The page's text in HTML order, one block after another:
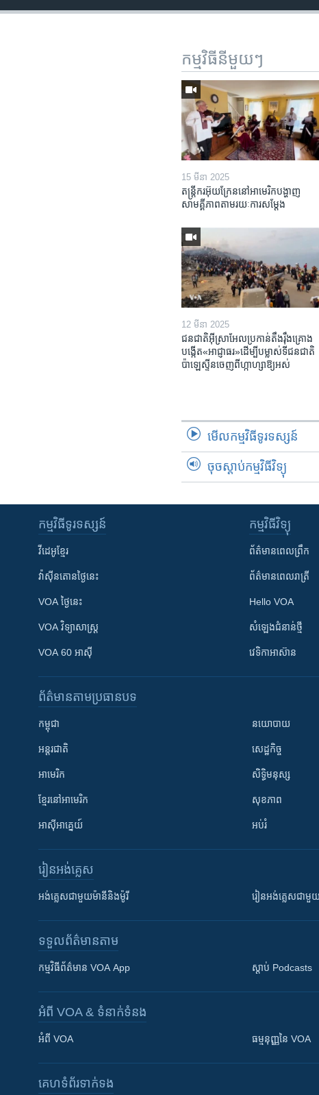
កម្មវិធី​នីមួយៗ
15 មីនា 2025
តន្ត្រីករ​អ៊ុយក្រែន​នៅ​អាមេរិក​បង្ហាញ​
សាមគ្គីភាព​តាម​រយៈ​ការសម្តែង
12 មីនា 2025
ជនជាតិ​អ៊ីស្រាអែល​ប្រកាន់​តឹងរ៉ឹង​គ្រោង​
បង្កើត​«អាជ្ញាធរ‍»​ដើម្បី​បម្លាស់​ទី​ជនជាតិ​
ប៉ាឡេស្ទីន​ចេញពី​ហ្កាហ្សា​ឱ្យ​អស់
មើល​កម្មវិធី​ទូរទស្សន៍
ចុចស្តាប់កម្មវិធីវិទ្យុ
កម្មវិធី​ទូរទស្សន៍
វីដេអូ​ខ្មែរ
វ៉ាស៊ីនតោន​ថ្ងៃ​នេះ
VOA ថ្ងៃនេះ
VOA ​វិទ្យាសាស្ត្រ
VOA 60 អាស៊ី
កម្មវិធី​វិទ្យុ
ព័ត៌មាន​ពេល​ព្រឹក
ព័ត៌មាន​​ពេល​រាត្រី
Hello VOA
សំឡេង​ជំនាន់​ថ្មី
វេទិកា​អាស៊ាន
ព័ត៌មាន​តាមប្រធានបទ​
កម្ពុជា
អន្តរជាតិ
អាមេរិក
ខ្មែរ​នៅអាមេរិក
អាស៊ីអាគ្នេយ៍
នយោបាយ
សេដ្ឋកិច្ច
សិទ្ធិមនុស្ស
សុខភាព
អប់រំ
រៀន​​អង់គ្លេស
អង់គ្លេស​ជាមួយ​ម៉ានី​និង​ម៉ូរី រៀន​​​​​​អង់គ្លេស​​ជាមួ
ទទួល​ព័ត៌មាន​តាម
កម្មវិធី​ព័ត៌មាន VOA App ស្តាប់ Podcasts
អំពី​ VOA & ទំនាក់ទំនង
អំពី​ VOA ធម្មនុញ្ញ​នៃ VOA
គេហទំព័រ​​ទាក់ទង